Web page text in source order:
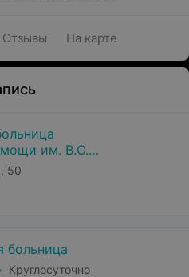
Отзывы На карте
им. В.О.
50
больница
Круглосуточно